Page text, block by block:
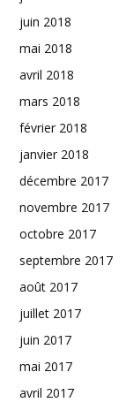
juin 2018
mai 2018
avril 2018
mars 2018
février 2018
janvier 2018
décembre 2017
novembre 2017
octobre 2017
septembre 2017
août 2017
juillet 2017
juin 2017
mai 2017
avril 2017